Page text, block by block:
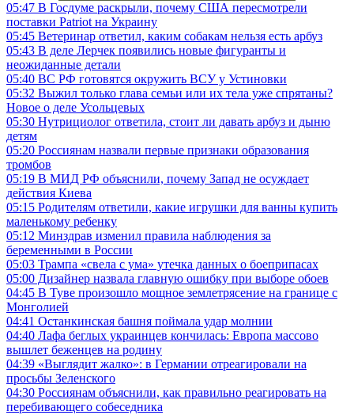
05:47 В Госдуме раскрыли, почему США пересмотрели
поставки Patriot на Украину
05:45 Ветеринар ответил, каким собакам нельзя есть арбуз
05:43 В деле Лерчек появились новые фигуранты и
неожиданные детали
05:40 ВС РФ готовятся окружить ВСУ у Устиновки
05:32 Выжил только глава семьи или их тела уже спрятаны?
Новое о деле Усольцевых
05:30 Нутрициолог ответила, стоит ли давать арбуз и дыню
детям
05:20 Россиянам назвали первые признаки образования
тромбов
05:19 В МИД РФ объяснили, почему Запад не осуждает
действия Киева
05:15 Родителям ответили, какие игрушки для ванны купить
маленькому ребенку
05:12 Минздрав изменил правила наблюдения за
беременными в России
05:03 Трампа «свела с ума» утечка данных о боеприпасах
05:00 Дизайнер назвала главную ошибку при выборе обоев
04:45 В Туве произошло мощное землетрясение на границе с
Монголией
04:41 Останкинская башня поймала удар молнии
04:40 Лафа беглых украинцев кончилась: Европа массово
вышлет беженцев на родину
04:39 «Выглядит жалко»: в Германии отреагировали на
просьбы Зеленского
04:30 Россиянам объяснили, как правильно реагировать на
перебивающего собеседника